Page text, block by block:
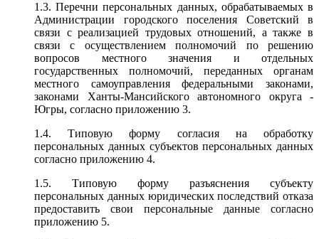
1.3. Перечни персональных данных, обрабатываемых в
Администрации городского поселения Советский в
связи с реализацией трудовых отношений, а также в
связи с осуществлением полномочий по решению
вопросов местного значения и отдельных
государственных полномочий, переданных органам
местного самоуправления федеральными законами,
законами Ханты-Мансийского автономного округа -
Югры, согласно приложению 3.
1.4. Типовую форму согласия на обработку
персональных данных субъектов персональных данных
согласно приложению 4.
1.5. Типовую форму разъяснения субъекту
персональных данных юридических последствий отказа
предоставить свои персональные данные согласно
приложению 5.